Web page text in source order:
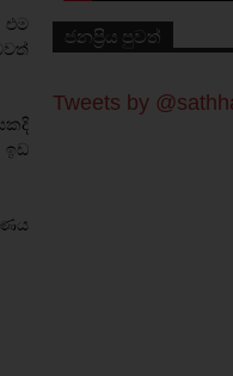
ඉඩ
ජනප්‍රිය පුවත්
Tweets by